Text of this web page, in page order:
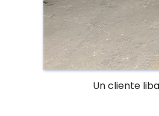
Un cliente